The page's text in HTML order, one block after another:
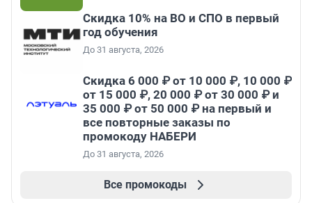
Скидка 10% на ВО и СПО в первый
год обучения
До 31 августа, 2026
Скидка 6 000 ₽ от 10 000 ₽, 10 000 ₽
от 15 000 ₽, 20 000 ₽ от 30 000 ₽ и
35 000 ₽ от 50 000 ₽ на первый и
все повторные заказы по
промокоду НАБЕРИ
До 31 августа, 2026
Все промокоды